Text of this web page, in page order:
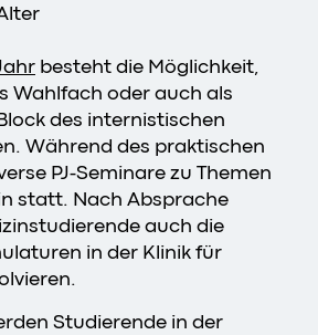
besteht die Möglichkeit,
Wahlfach oder auch als
des internistischen
Während des praktischen
PJ-Seminare zu Themen
statt. Nach Absprache
auch die
in der Klinik für
Studierende in der